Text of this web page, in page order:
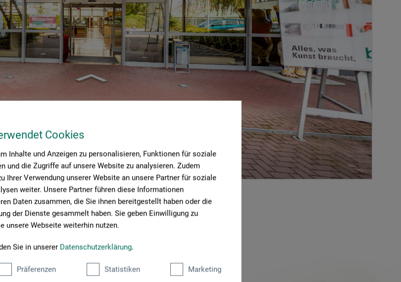
Cookies
Inhalte und Anzeigen zu personalisieren, Funktionen für soziale
und die Zugriffe auf unsere Website zu analysieren. Zudem
Ihrer Verwendung unserer Website an unsere Partner für soziale
weiter. Unsere Partner führen diese Informationen
Daten zusammen, die Sie ihnen bereitgestellt haben oder die
der Dienste gesammelt haben. Sie geben Einwilligung zu
unsere Webseite weiterhin nutzen.
Sie in unserer Datenschutzerklärung.
Präferenzen Statistiken Marketing
in der boesner Welt